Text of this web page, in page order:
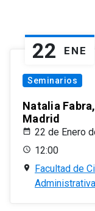
22 ENE
Seminarios
Natalia
Madrid
22 de Enero
12:00
Facultad de